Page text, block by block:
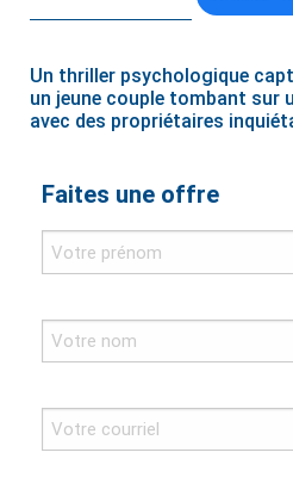
Un thriller psychologique
un jeune couple tombant sur
avec des propriétaires
Faites une offre